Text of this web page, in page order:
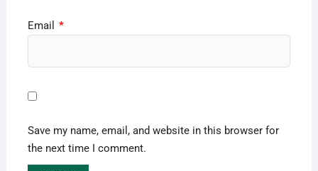
Email *
Save my name, email, and website in this browser for
the next time I comment.